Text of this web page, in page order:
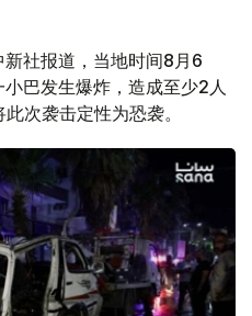
新社报道，当地时间8月6
巴发生爆炸，造成至少2人
次袭击定性为恐袭。